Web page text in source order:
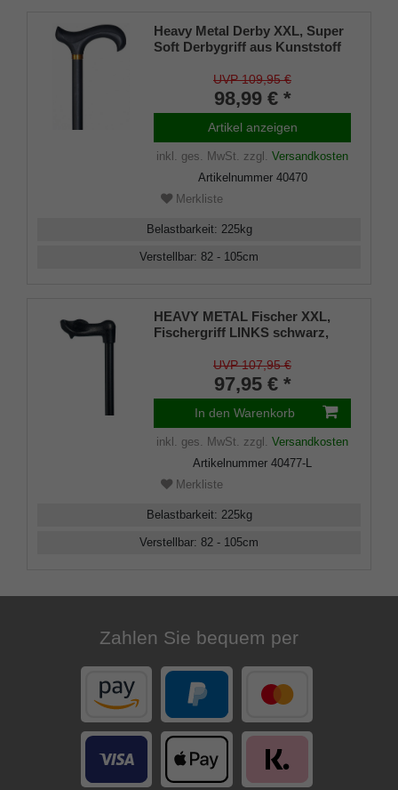
Heavy Metal Derby XXL, Super
Soft Derbygriff aus Kunststoff
weichem Gummi und
Gummipuffer
UVP 109,95 €
98,99 € *
Artikel anzeigen
inkl. ges. MwSt. zzgl. Versandkosten
Artikelnummer 40470
Merkliste
Belastbarkeit: 225kg
Verstellbar: 82 - 105cm
HEAVY METAL Fischer XXL,
Fischergriff LINKS schwarz,
metallic, belastbar bis 225 Kg,
verstellbar von 82-105 cm
UVP 107,95 €
97,95 € *
In den Warenkorb
inkl. ges. MwSt. zzgl. Versandkosten
Artikelnummer 40477-L
Merkliste
Belastbarkeit: 225kg
Verstellbar: 82 - 105cm
Zahlen Sie bequem per